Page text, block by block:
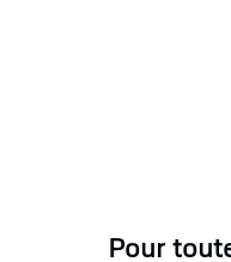
Pour